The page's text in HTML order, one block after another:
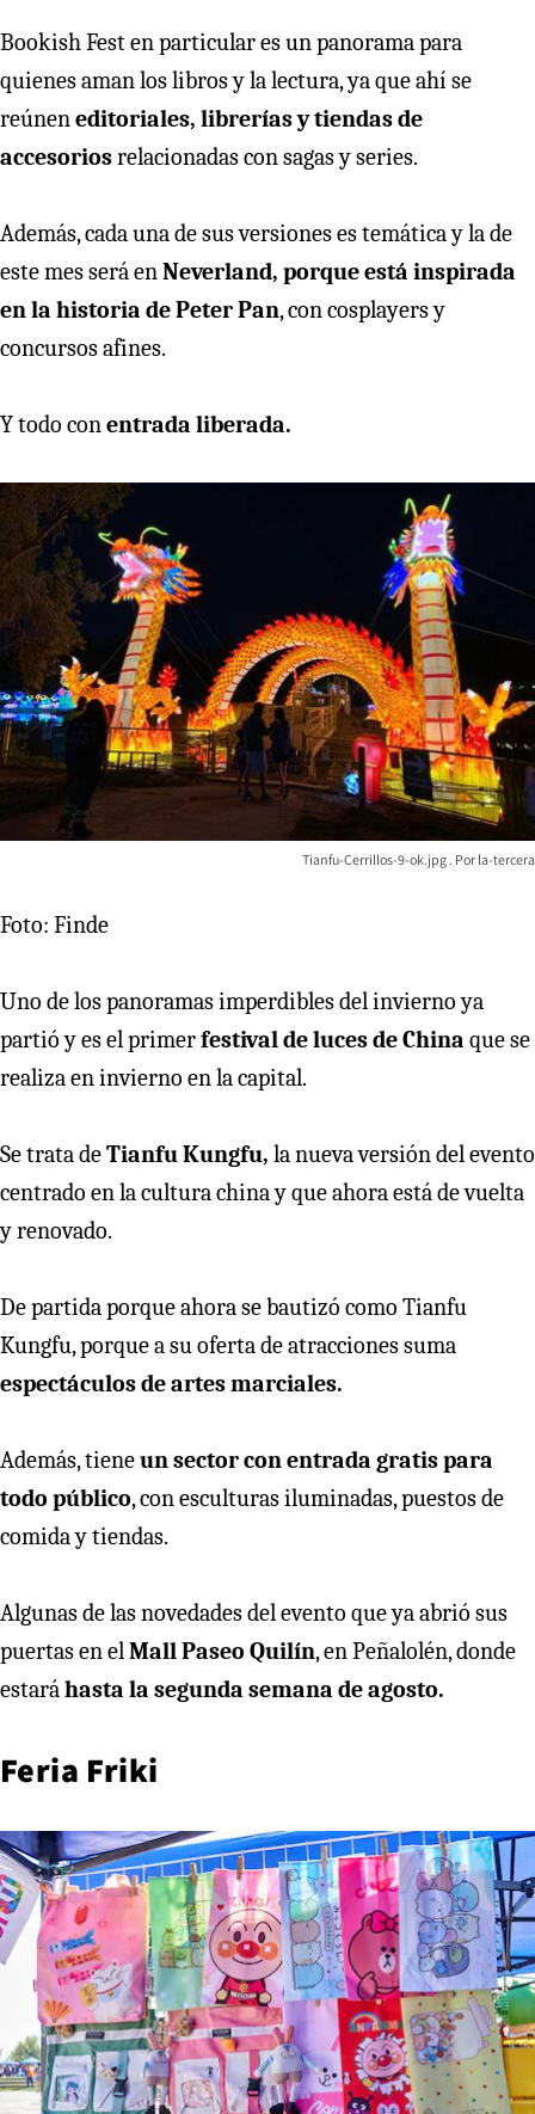
Bookish Fest en particular es un panorama para
quienes aman los libros y la lectura, ya que ahí se
reúnen editoriales, librerías y tiendas de
accesoriosrelacionadas con sagas y series.
Además, cada una de sus versiones es temática y la de
este mes será en Neverland, porque está inspirada
en la historia de Peter Pan, con cosplayers y
concursos afines.
Y todo con entrada liberada.
Tianfu-Cerrillos-9-ok.jpg la-tercera
Foto: Finde
Uno de los panoramas imperdibles del invierno ya
partió y es el primerfestival de luces de China que se
realiza en invierno en la capital.
Se trata deTianfu Kungfu, la nueva versión del evento
centrado en la cultura china y que ahora está de vuelta
y renovado.
De partida porque ahora se bautizó como Tianfu
Kungfu, porque a su oferta de atracciones suma
espectáculos de artes marciales.
Además, tieneun sector con entrada gratis para
todo público, con esculturas iluminadas, puestos de
comida y tiendas.
Algunas de las novedades del evento que ya abrió sus
puertas en elMall Paseo Quilín, en Peñalolén, donde
estaráhasta la segunda semana de agosto.
Feria Friki